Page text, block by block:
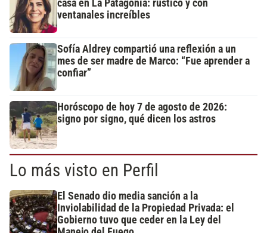
casa en La Patagonia: rústico y con
ventanales increíbles
Sofía Aldrey compartió una reflexión a un
mes de ser madre de Marco: “Fue aprender a
confiar”
Horóscopo de hoy 7 de agosto de 2026:
signo por signo, qué dicen los astros
Lo más visto en Perfil
El Senado dio media sanción a la
Inviolabilidad de la Propiedad Privada: el
Gobierno tuvo que ceder en la Ley del